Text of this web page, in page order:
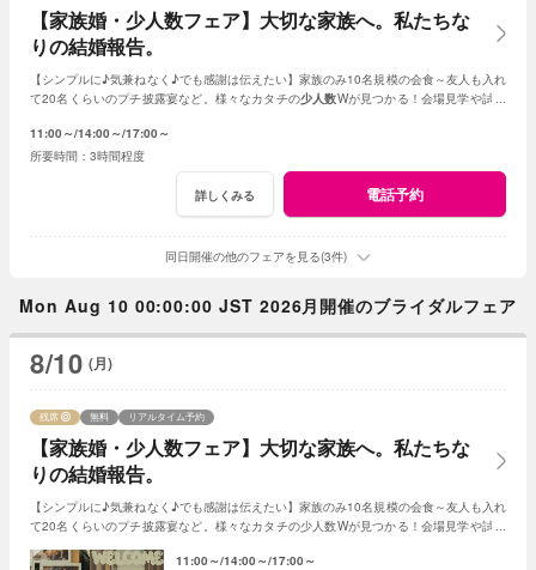
【家族婚・少人数フェア】大切な家族へ。私たちな
りの結婚報告。
【シンプルに♪気兼ねなく♪でも感謝は伝えたい】家族のみ10名規模の会食～友人も入れ
て20名くらいのプチ披露宴など。様々なカタチの少人数Wが見つかる！会場見学や試食
11:00～ 14:00～ 17:00～
3時間程度
詳しくみる 電話予約
同日開催の他のフェアを見る(3件)
Mon Aug 10 00:00:00 JST 2026月開催のブライダルフェア
8/10 (月)
【家族婚・少人数フェア】大切な家族へ。私たちな
りの結婚報告。
残席 無料 リアルタイム予約
【シンプルに♪気兼ねなく♪でも感謝は伝えたい】家族のみ10名規模の会食～友人も入れ
て20名くらいのプチ披露宴など。様々なカタチの少人数Wが見つかる！会場見学や試食
11:00～ 14:00～ 17:00～